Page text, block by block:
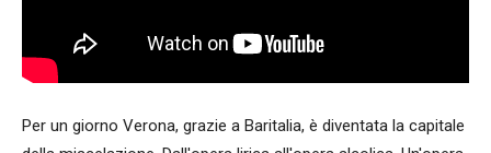
Per un giorno Verona, grazie a Baritalia, è diventata la capitale